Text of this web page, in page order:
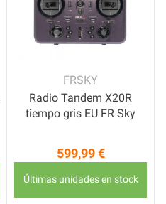
FRSKY
Radio Tandem X20R
tiempo gris EU FR Sky
Precio
599,99 €
Últimas unidades en stock